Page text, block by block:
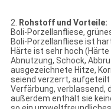
2. Rohstoff und Vorteile:
Boli-Porzellanfliese,
Boli-Porzellanfliese ist
Härte ist sehr hoch
Abnutzung, Schock,
ausgezeichnete Hitze,
seiend verzerrt,
Verfärbung, verblassend,
außerdem enthält sie